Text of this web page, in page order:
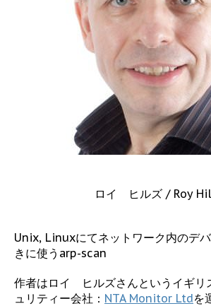
ロイ ヒルズ / Roy
Unix, Linuxにてネットワーク内のデ
きに使うarp-scan
作者はロイ ヒルズさんというイギリ
ュリティー会社： NTA Monitor Ltdを